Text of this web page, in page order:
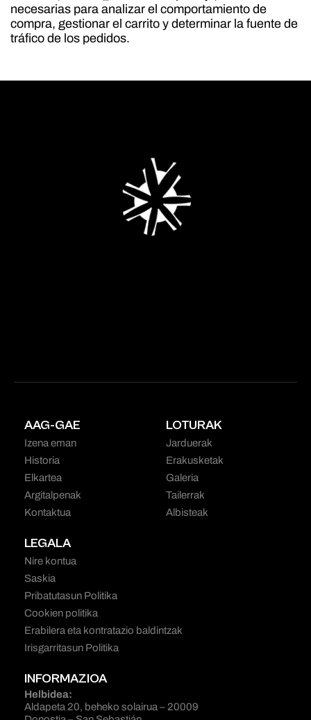
necesarias para analizar el comportamiento de
compra, gestionar el carrito y determinar la fuente de
tráfico de los pedidos.
AAG-GAE
Izena eman
Historia
Elkartea
Argitalpenak
Kontaktua
LOTURAK
Jarduerak
Erakusketak
Galeria
Tailerrak
Albisteak
LEGALA
Nire kontua
Saskia
Pribatutasun Politika
Cookien politika
Erabilera eta kontratazio baldintzak
Irisgarritasun Politika
INFORMAZIOA
Helbidea:
Aldapeta 20, beheko solairua – 20009